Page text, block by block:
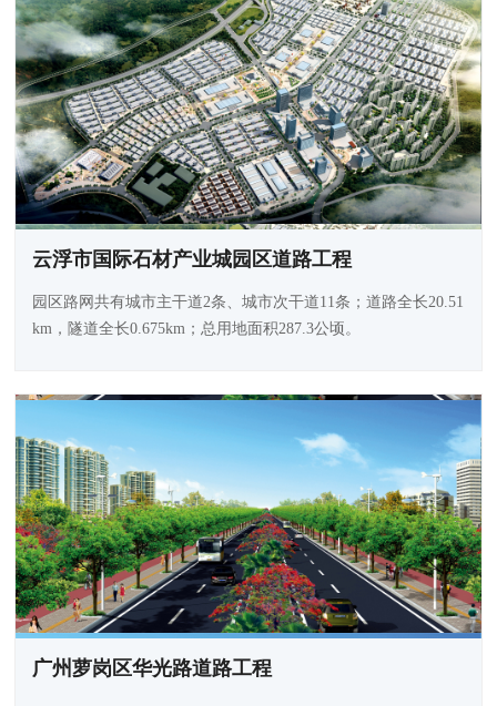
云浮市国际石材产业城园区道路工程
园区路网共有城市主干道2条、城市次干道11条；道路全长20.51
km，隧道全长0.675km；总用地面积287.3公顷。
广州萝岗区华光路道路工程